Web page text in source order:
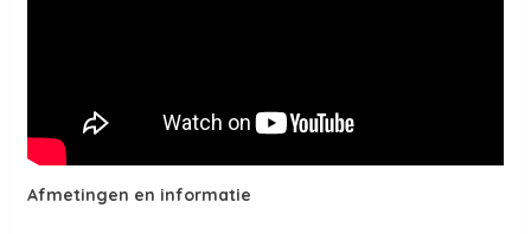
Afmetingen en informatie